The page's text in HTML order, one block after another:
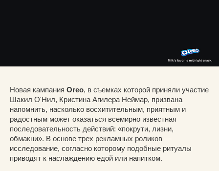
Новая кампания Oreo, в съемках которой приняли участие
Шакил О'Нил, Кристина Агилера Неймар, призвана
напомнить, насколько восхитительным, приятным и
радостным может оказаться всемирно известная
последовательность действий: «покрути, лизни,
обмакни». В основе трех рекламных роликов —
исследование, согласно которому подобные ритуалы
приводят к наслаждению едой или напитком.